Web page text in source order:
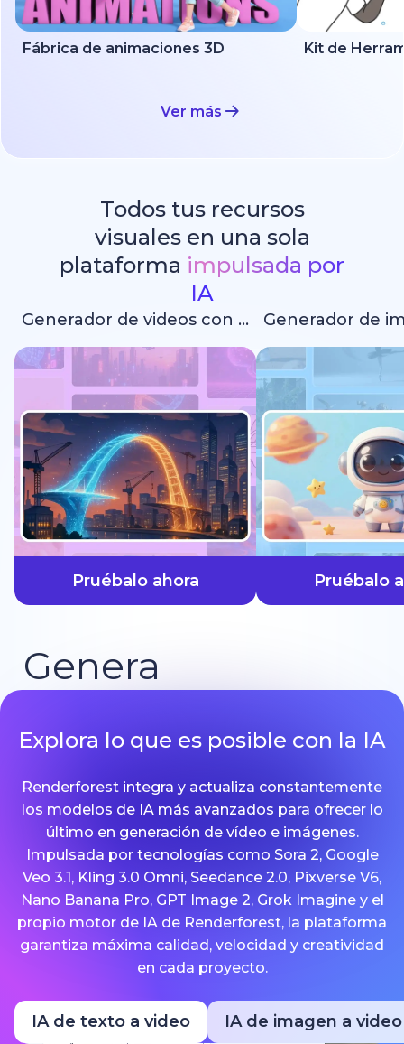
Fábrica de animaciones 3D
Ver más
Todos tus recursos
visuales en una sola
plataforma impulsada por
IA
Generador de videos con IA
Pruébalo ahora Pruébalo
Genera
más rápido
Explora lo que es posible con la IA
Renderforest integra y actualiza constantemente
los modelos de IA más avanzados para ofrecer lo
último en generación de vídeo e imágenes.
Impulsada por tecnologías como Sora 2, Google
Veo 3.1, Kling 3.0 Omni, Seedance 2.0, Pixverse V6,
Nano Banana Pro, GPT Image 2, Grok Imagine y el
propio motor de IA de Renderforest, la plataforma
garantiza máxima calidad, velocidad y creatividad
en cada proyecto.
IA de texto a video IA de imagen a video